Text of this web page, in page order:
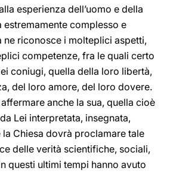
esperienza dell’uomo e della
estremamente complesso e
ne riconosce i molteplici aspetti,
competenze, fra le quali certo
coniugi, quella della loro libertà,
del loro amore, del loro dovere.
anche la sua, quella cioè
Lei interpretata, insegnata,
Chiesa dovrà proclamare tale
delle verità scientifiche, sociali,
questi ultimi tempi hanno avuto